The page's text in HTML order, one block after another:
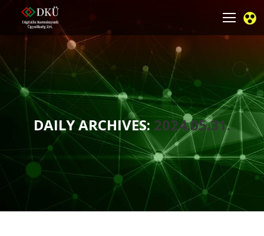
DAILY ARCHIVES: 2024.05.31.
You are here: